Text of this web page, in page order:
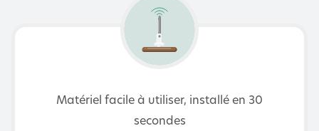
Matériel facile à utiliser, installé en 30
secondes